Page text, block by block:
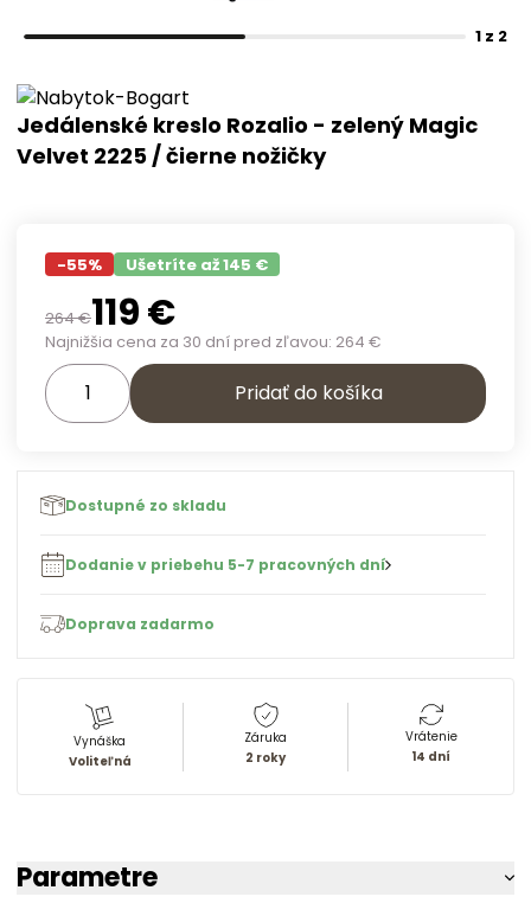
1 z 2
Jedálenské kreslo Rozalio - zelený Magic
Velvet 2225 / čierne nožičky
-55% Ušetríte až 145 €
264€119€
Najnižšia cena za 30 dní pred zľavou: 264 €
Pridať do košíka
Dostupné zo skladu
Dodanie v priebehu 5-7 pracovných dní
Doprava zadarmo
Vynáška
Voliteľná
Záruka
2 roky
Vrátenie
14 dní
Parametre